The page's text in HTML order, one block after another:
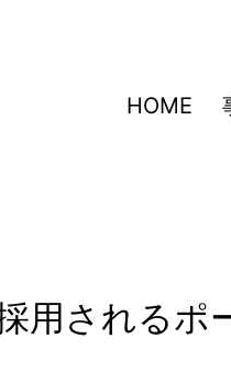
HOME
用されるポ